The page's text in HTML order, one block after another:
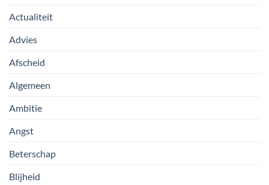
Actualiteit
Advies
Afscheid
Algemeen
Ambitie
Angst
Beterschap
Blijheid